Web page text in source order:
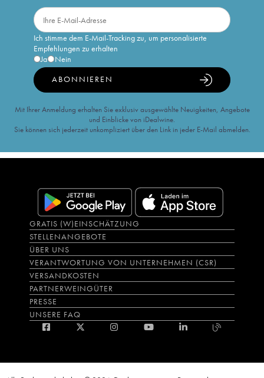
Ich stimme dem E-Mail-Tracking zu, um personalisierte
Empfehlungen zu erhalten
Ja
Nein
ABONNIEREN
Mit Ihrer Anmeldung erhalten Sie exklusiv ausgewählte Neuigkeiten, Angebote
und Einblicke von iDealwine.
Sie können sich jederzeit unkompliziert über den Link in jeder E-Mail abmelden.
GRATIS (W)EINSCHÄTZUNG
STELLENANGEBOTE
ÜBER UNS
VERANTWORTUNG VON UNTERNEHMEN (CSR)
VERSANDKOSTEN
PARTNERWEINGÜTER
PRESSE
UNSERE FAQ